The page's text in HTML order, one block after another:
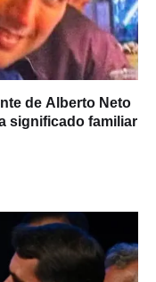
de Alberto Neto
significado familiar